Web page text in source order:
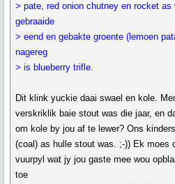
> pate, red onion chutney en rocket as
gebraaide
> eend en gebakte groente (lemoen
nagereg
> is blueberry trifle.
Dit klink yuckie daai swael en kole.
verskriklik baie stout was die jaar, en
om kole by jou af te lewer? Ons
(coal) as hulle stout was. ;-)) Ek moes
vuurpyl wat jy jou gaste mee wou
toe